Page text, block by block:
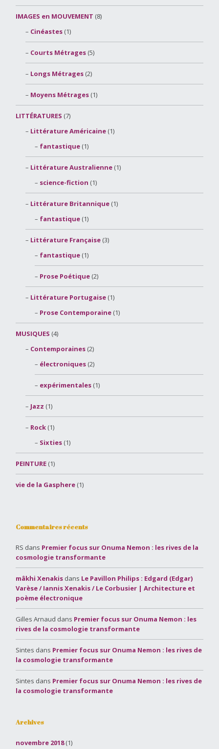
IMAGES en MOUVEMENT (8)
Cinéastes(1)
Courts Métrages(5)
Longs Métrages(2)
Moyens Métrages(1)
LITTÉRATURES (7)
Littérature Américaine(1)
fantastique (1)
Littérature Australienne(1)
science-fiction (1)
Littérature Britannique(1)
fantastique (1)
Littérature Française(3)
fantastique (1)
Prose Poétique (2)
Littérature Portugaise(1)
Prose Contemporaine (1)
MUSIQUES (4)
Contemporaines(2)
électroniques (2)
expérimentales (1)
Jazz (1)
Rock(1)
Sixties (1)
PEINTURE (1)
vie de la Gasphere (1)
Commentaires récents
RS dans Premier focus sur Onuma Nemon : les rives de la
cosmologie transformante
mâkhi Xenakis dans Le Pavillon Philips : Edgard (Edgar)
Varèse / Iannis Xenakis / Le Corbusier | Architecture et
poème électronique
Gilles Arnaud dans Premier focus sur Onuma Nemon : les
rives de la cosmologie transformante
Sintes dans Premier focus sur Onuma Nemon : les rives de
la cosmologie transformante
Sintes dans Premier focus sur Onuma Nemon : les rives de
la cosmologie transformante
Archives
novembre 2018(1)